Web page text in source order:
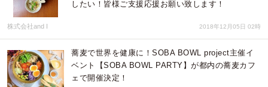
したい！皆様ご支援応援お願い致します！
株式会社and I 2018年12月05日 02時
蕎麦で世界を健康に！SOBA BOWL project主催イ
ベント【SOBA BOWL PARTY】が都内の蕎麦カフ
ェで開催決定！